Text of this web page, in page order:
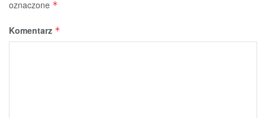
oznaczone *
Komentarz *